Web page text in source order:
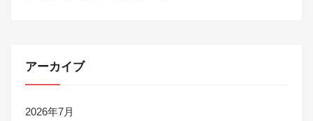
アーカイブ
2026年7月